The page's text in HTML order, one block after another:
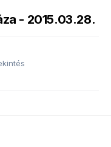
- 2015.03.28.